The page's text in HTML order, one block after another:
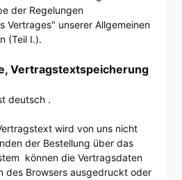
der Regelungen
Vertrages" unserer Allgemeinen
(Teil I.).
Vertragstextspeicherung
deutsch .
wird von uns nicht
der Bestellung über das
können die Vertragsdaten
des Browsers ausgedruckt oder